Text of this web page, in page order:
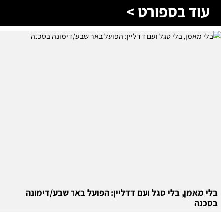
עוד בספורט >
בלי מאמן, בלי סגל ועם דדליין: הפועל באר שבע/דימונה
בסכנה